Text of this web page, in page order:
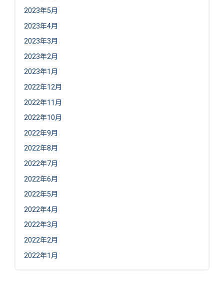
2023年5月
2023年4月
2023年3月
2023年2月
2023年1月
2022年12月
2022年11月
2022年10月
2022年9月
2022年8月
2022年7月
2022年6月
2022年5月
2022年4月
2022年3月
2022年2月
2022年1月